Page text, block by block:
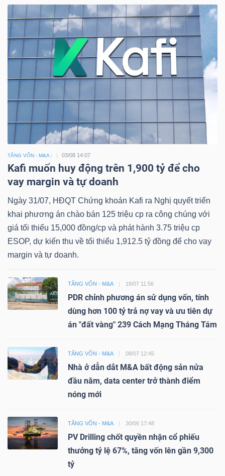
TĂNG VỐN - M&A 03/08 14:07
Kafi muốn huy động trên 1,900 tỷ để cho
vay margin và tự doanh
Ngày 31/07, HĐQT Chứng khoán Kafi ra Nghị quyết triển
khai phương án chào bán 125 triệu cp ra công chúng với
giá tối thiểu 15,000 đồng/cp và phát hành 3.75 triệu cp
ESOP, dự kiến thu về tối thiểu 1,912.5 tỷ đồng để cho vay
margin và tự doanh.
TĂNG VỐN - M&A 18/07 11:56
PDR chỉnh phương án sử dụng vốn, tính
dùng hơn 100 tỷ trả nợ vay và ưu tiên dự
án "đất vàng" 239 Cách Mạng Tháng Tám
TĂNG VỐN - M&A 08/07 12:45
Nhà ở dẫn dắt M&A bất động sản nửa
đầu năm, data center trở thành điểm
nóng mới
TĂNG VỐN - M&A 30/06 17:48
PV Drilling chốt quyền nhận cổ phiếu
thưởng tỷ lệ 67%, tăng vốn lên gần 9,300
tỷ